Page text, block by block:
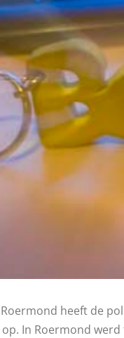
heeft de
In Roermond